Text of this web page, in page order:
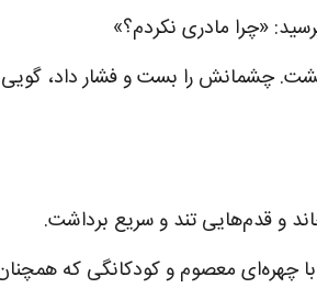
«چرا مادری نکردم؟»
چشمانش را بست و فشار داد،
و قدم‌هایی تند و سریع برداشت.
معصوم و کودکانگی که